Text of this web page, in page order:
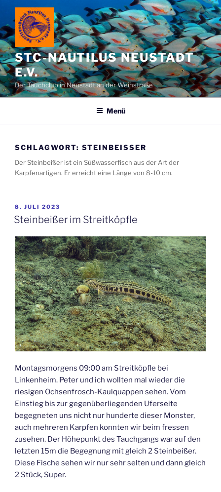
Zum
Inhalt
springen
STC-NAUTILUS NEUSTADT
E.V.
Der Tauchclub in Neustadt an der Weinstraße
Menü
SCHLAGWORT: STEINBEISSER
Der Steinbeißer ist ein Süßwasserfisch aus der Art der
Karpfenartigen. Er erreicht eine Länge von 8-10 cm.
VERÖFFENTLICHT
AM
8. JULI 2023
Steinbeißer im Streitköpfle
Montagsmorgens 09:00 am Streitköpfle bei
Linkenheim. Peter und ich wollten mal wieder die
riesigen Ochsenfrosch-Kaulquappen sehen. Vom
Einstieg bis zur gegenüberliegenden Uferseite
begegneten uns nicht nur hunderte dieser Monster,
auch mehreren Karpfen konnten wir beim fressen
zusehen. Der Höhepunkt des Tauchgangs war auf den
letzten 15m die Begegnung mit gleich 2 Steinbeißer.
Diese Fische sehen wir nur sehr selten und dann gleich
2 Stück, Super.